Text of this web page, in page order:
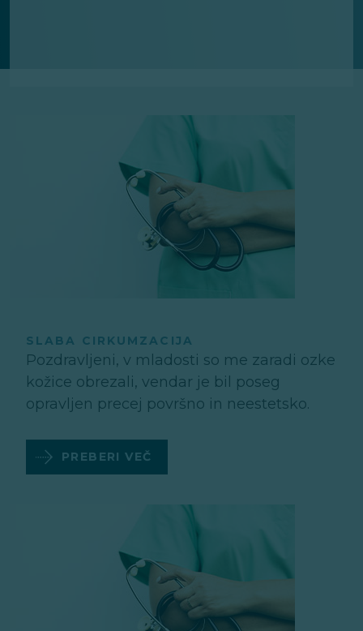
SLABA CIRKUMZACIJA
Pozdravljeni, v mladosti so me zaradi ozke
kožice obrezali, vendar je bil poseg
opravljen precej površno in neestetsko.
PREBERI VEČ